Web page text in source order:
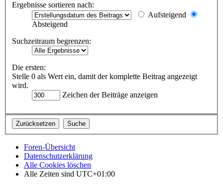
Ergebnisse sortieren nach:
Aufsteigend
Absteigend
Suchzeitraum begrenzen:
Die ersten:
Stelle 0 als Wert ein, damit der komplette Beitrag angezeigt
wird.
Zeichen der Beiträge anzeigen
Foren-Übersicht
Datenschutzerklärung
Alle Cookies löschen
Alle Zeiten sind UTC+01:00